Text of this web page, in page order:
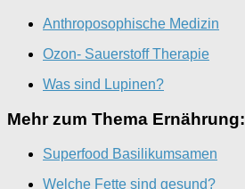
Anthroposophische Medizin
Ozon- Sauerstoff Therapie
Was sind Lupinen?
Mehr zum Thema Ernährung:
Superfood Basilikumsamen
Welche Fette sind gesund?